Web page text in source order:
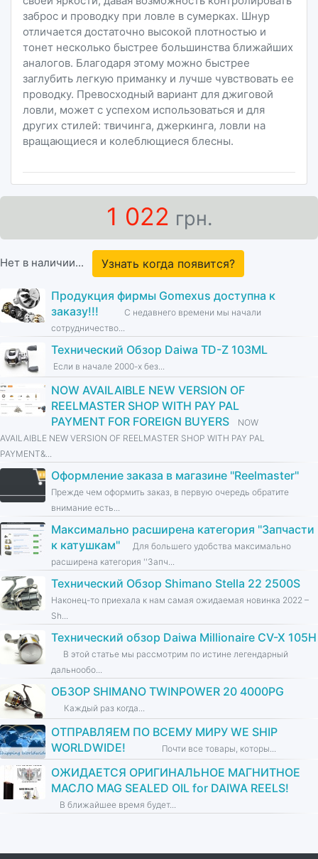
1 022 грн.
Нет в наличии... Узнать когда появится?
Продукция фирмы Gomexus доступна к
заказу!!!
С недавнего времени мы начали
сотрудничество...
Технический Обзор Daiwa TD-Z 103ML
Если в начале 2000-х без...
NOW AVAILAIBLE NEW VERSION OF
REELMASTER SHOP WITH PAY PAL
PAYMENT FOR FOREIGN BUYERS
NOW
AVAILAIBLE NEW VERSION OF REELMASTER SHOP WITH PAY PAL
PAYMENT&...
Оформление заказа в магазине ''Reelmaster''
Прежде чем оформить заказ, в первую очередь обратите
внимание есть...
Максимально расширена категория ''Запчасти
к катушкам''
Для большего удобства максимально
расширена категория ''Запч...
Технический Обзор Shimano Stella 22 2500S
Наконец-то приехала к нам самая ожидаемая новинка 2022 –
Sh...
Технический обзор Daiwa Millionaire CV-X 105H
В этой статье мы рассмотрим по истине легендарный
дальнообо...
ОБЗОР SHIMANO TWINPOWER 20 4000PG
Каждый раз когда...
ОТПРАВЛЯЕМ ПО ВСЕМУ МИРУ WE SHIP
WORLDWIDE!
Почти все товары, которы...
ОЖИДАЕТСЯ ОРИГИНАЛЬНОЕ МАГНИТНОЕ
МАСЛО MAG SEALED OIL for DAIWA REELS!
В ближайшее время будет...
заброс и проводку при ловле в сумерках. Шнур
отличается достаточно высокой плотностью и
тонет несколько быстрее большинства ближайших
аналогов. Благодаря этому можно быстрее
заглубить легкую приманку и лучше чувствовать ее
проводку. Превосходный вариант для джиговой
ловли, может с успехом использоваться и для
других стилей: твичинга, джеркинга, ловли на
вращающиеся и колеблющиеся блесны.